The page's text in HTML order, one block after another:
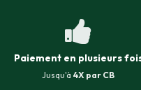
Paiement en plusieurs
Jusqu'à 4X par CB